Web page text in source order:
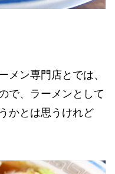
メン専門店とでは、
で、ラーメンとして
かとは思うけれど